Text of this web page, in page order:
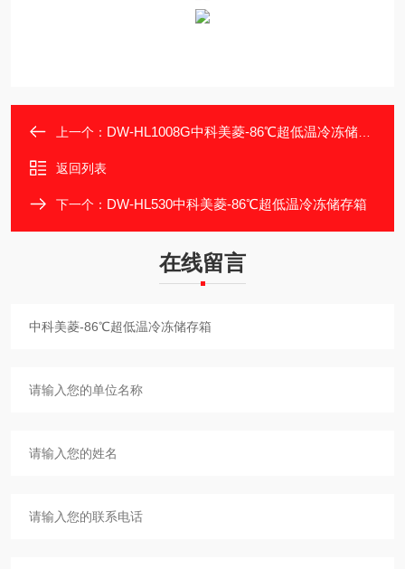
上一个： DW-HL1008G中科美菱-86℃超低温冷冻储存箱
返回列表
下一个： DW-HL530中科美菱-86℃超低温冷冻储存箱
在线留言